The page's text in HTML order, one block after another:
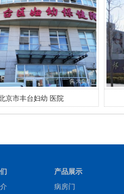
北京市怀柔医院
产品展示
病房门